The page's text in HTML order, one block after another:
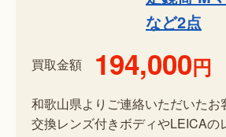
など2点
買取金額 194,000円
和歌山県よりご連絡いただいた
交換レンズ付きボディやLEICAの